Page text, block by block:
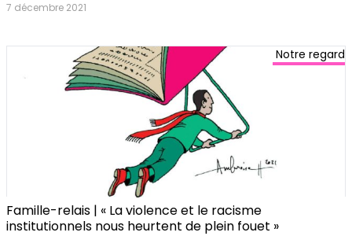
7 décembre 2021
Notre regard
Famille-relais | « La violence et le racisme
institutionnels nous heurtent de plein fouet »